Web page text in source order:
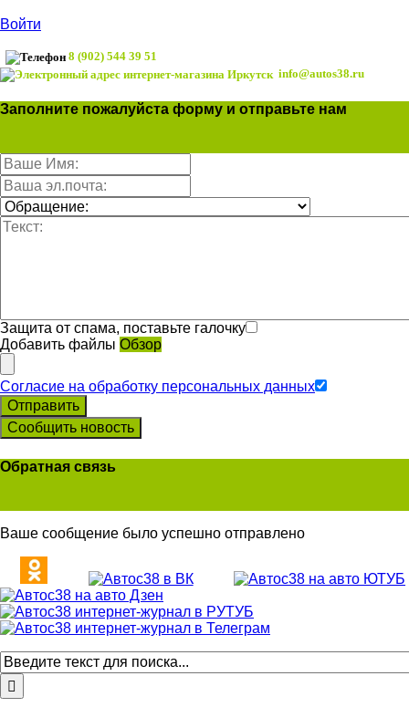
Войти
8 (902) 544 39 51
info@autos38.ru
Заполните пожалуйста форму и отправьте нам
Защита от спама, поставьте галочку
Добавить файлы Обзор
Согласие на обработку персональных данных
Отправить
Сообщить новость
Обратная связь
Ваше сообщение было успешно отправлено